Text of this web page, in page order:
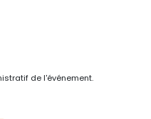
de l'événement.